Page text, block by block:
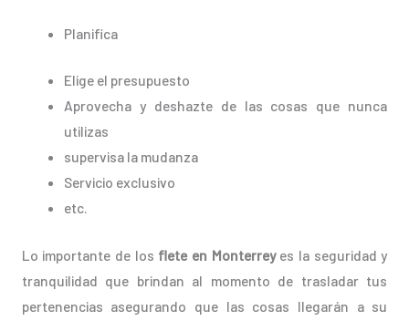
Planifica
Elige el presupuesto
Aprovecha y deshazte de las cosas que nunca
utilizas
supervisa la mudanza
Servicio exclusivo
etc.
Lo importante de los flete en Monterreyes la seguridad y
tranquilidad que brindan al momento de trasladar tus
pertenencias asegurando que las cosas llegarán a su